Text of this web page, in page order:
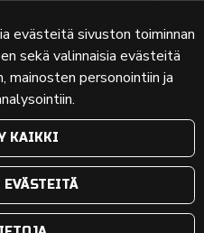
evästeitä sivuston toiminnan
sekä valinnaisia evästeitä
personointiin ja
KAIKKI
CC 4.0, muokattu)
Oy